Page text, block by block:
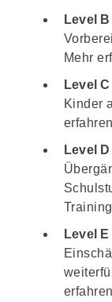
Level B
Mehr
Level C
Kinder
Level D
Level E